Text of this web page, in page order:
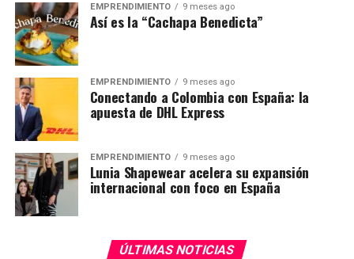
EMPRENDIMIENTO 9 meses ago
Así es la “Cachapa Benedicta”
EMPRENDIMIENTO 9 meses ago
Conectando a Colombia con España: la
apuesta de DHL Express
EMPRENDIMIENTO 9 meses ago
Lunia Shapewear acelera su expansión
internacional con foco en España
ÚLTIMAS NOTICIAS